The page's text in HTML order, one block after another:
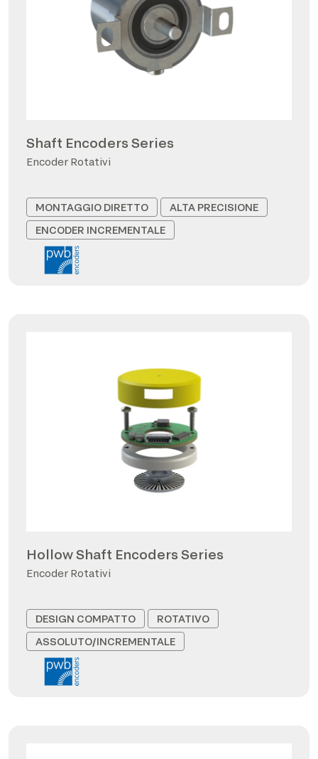
Shaft Encoders Series
Encoder Rotativi
MONTAGGIO DIRETTO
ALTA PRECISIONE
ENCODER INCREMENTALE
Hollow Shaft Encoders Series
Encoder Rotativi
DESIGN COMPATTO
ROTATIVO
ASSOLUTO/INCREMENTALE